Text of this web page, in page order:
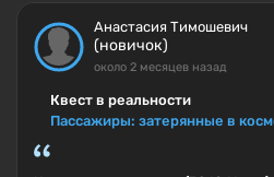
Анастасия Тимошевич
(новичок)
около 2 месяцев назад
Квест в реальности
Пассажиры: затерянные в